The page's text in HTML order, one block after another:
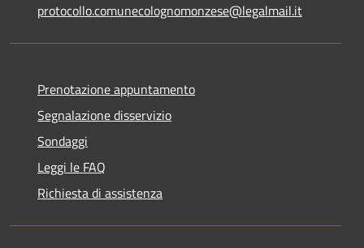
protocollo.comunecolognomonzese@legalmail.it
Prenotazione appuntamento
Segnalazione disservizio
Sondaggi
Leggi le FAQ
Richiesta di assistenza